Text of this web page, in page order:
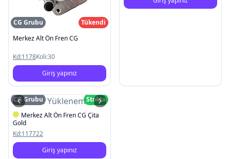
CG Grubu
Tükendi
Merkez Alt Ön Fren CG
Kd:1178Koli:30
Giriş yapınız
Resim Yüklenemedi
CG Grubu
Stokta
Merkez Alt Ön Fren CG Çita
Gold
Kd:117722
Giriş yapınız